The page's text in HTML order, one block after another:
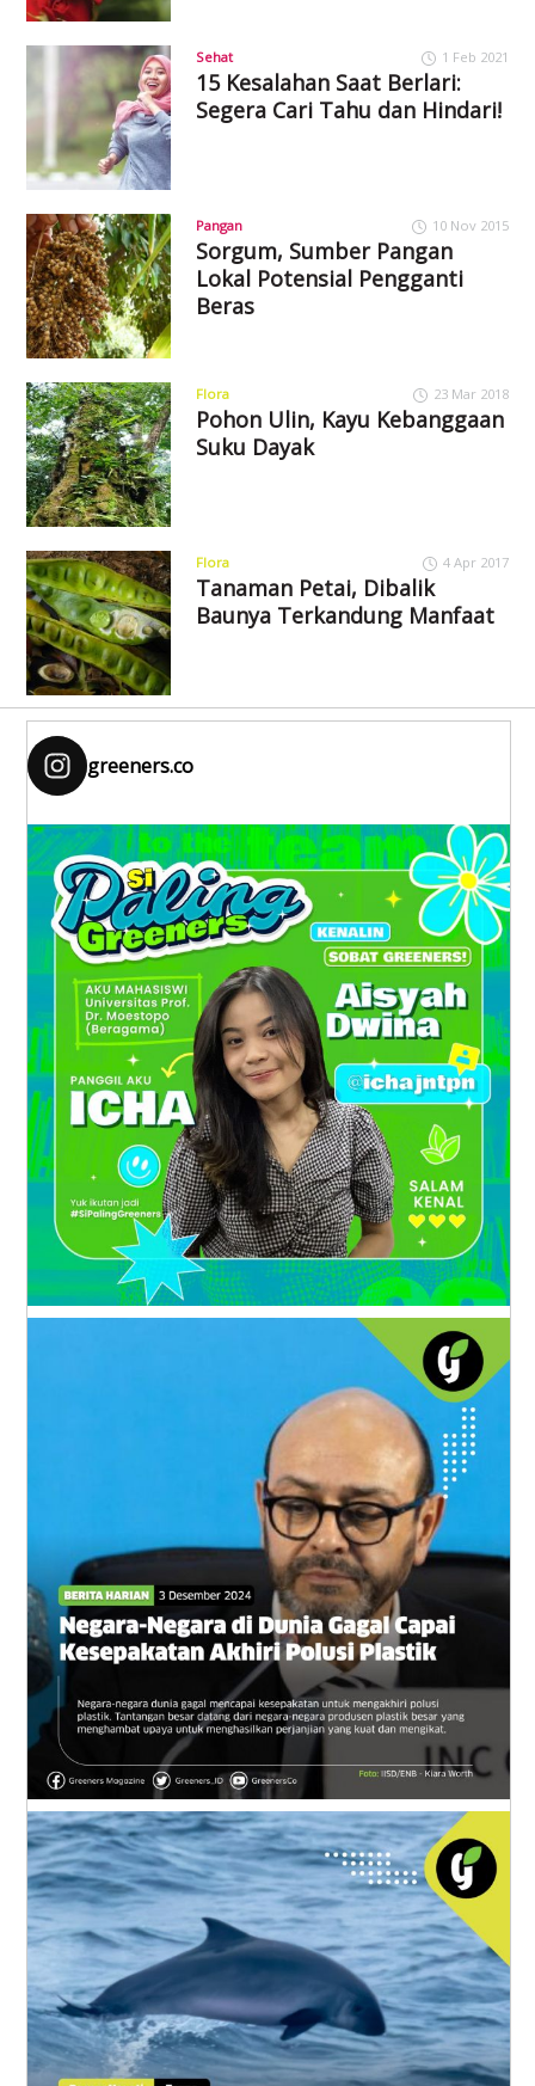
Sehat 1 Feb 2021
15 Kesalahan Saat Berlari:
Segera Cari Tahu dan Hindari!
Pangan 10 Nov 2015
Sorgum, Sumber Pangan
Lokal Potensial Pengganti
Beras
Flora 23 Mar 2018
Pohon Ulin, Kayu Kebanggaan
Suku Dayak
Flora 4 Apr 2017
Tanaman Petai, Dibalik
Baunya Terkandung Manfaat
greeners.co